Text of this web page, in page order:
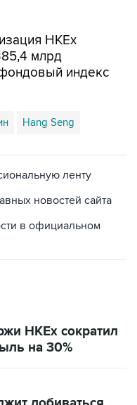
HKEx
индекс
новостей сайта
в официальном
на 30%
биржей